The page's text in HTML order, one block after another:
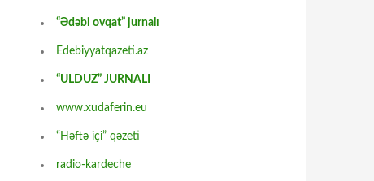
“Ədəbi ovqat” jurnalı
Edebiyyatqazeti.az
“ULDUZ” JURNALI
www.xudaferin.eu
“Həftə içi” qəzeti
radio-kardeche